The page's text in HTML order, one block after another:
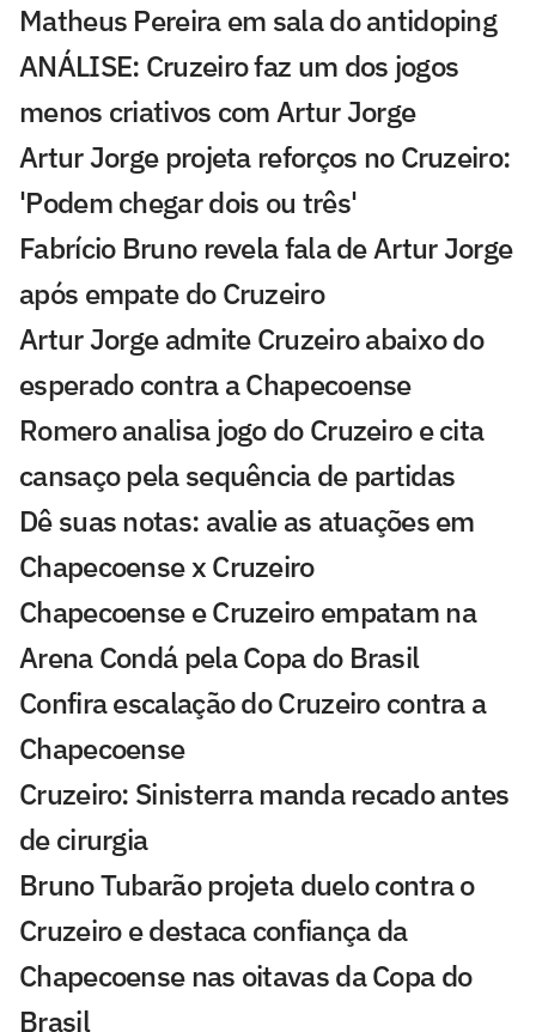
Matheus Pereira em sala do antidoping
ANÁLISE: Cruzeiro faz um dos jogos
menos criativos com Artur Jorge
Artur Jorge projeta reforços no Cruzeiro:
'Podem chegar dois ou três'
Fabrício Bruno revela fala de Artur Jorge
após empate do Cruzeiro
Artur Jorge admite Cruzeiro abaixo do
esperado contra a Chapecoense
Romero analisa jogo do Cruzeiro e cita
cansaço pela sequência de partidas
Dê suas notas: avalie as atuações em
Chapecoense x Cruzeiro
Chapecoense e Cruzeiro empatam na
Arena Condá pela Copa do Brasil
Confira escalação do Cruzeiro contra a
Chapecoense
Cruzeiro: Sinisterra manda recado antes
de cirurgia
Bruno Tubarão projeta duelo contra o
Cruzeiro e destaca confiança da
Chapecoense nas oitavas da Copa do
Brasil